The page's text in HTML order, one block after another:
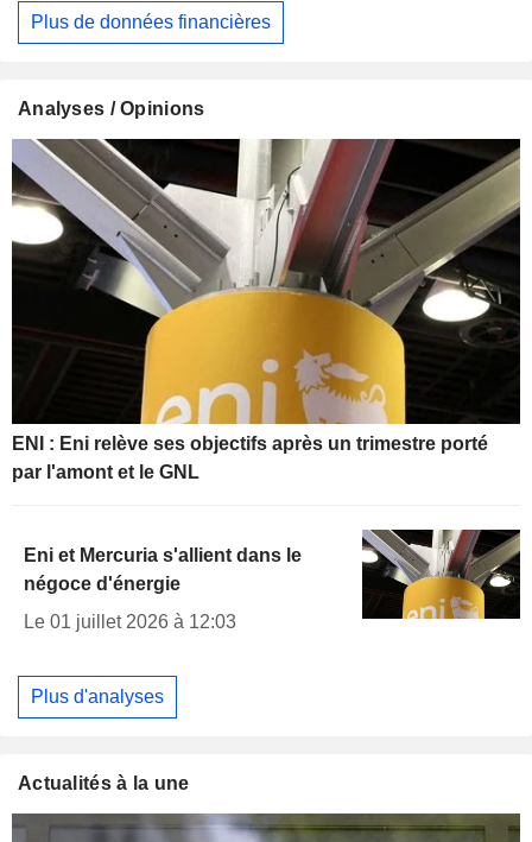
Plus de données financières
Analyses / Opinions
ENI : Eni relève ses objectifs après un trimestre porté
par l'amont et le GNL
Eni et Mercuria s'allient dans le
négoce d'énergie
Le 01 juillet 2026 à 12:03
Plus d'analyses
Actualités à la une